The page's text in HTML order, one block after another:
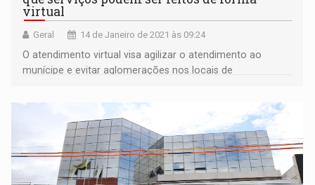
virtual
Geral 14 de Janeiro de 2021 às 09:24
O atendimento virtual visa agilizar o atendimento ao
munícipe e evitar aglomerações nos locais de
da Covid-19